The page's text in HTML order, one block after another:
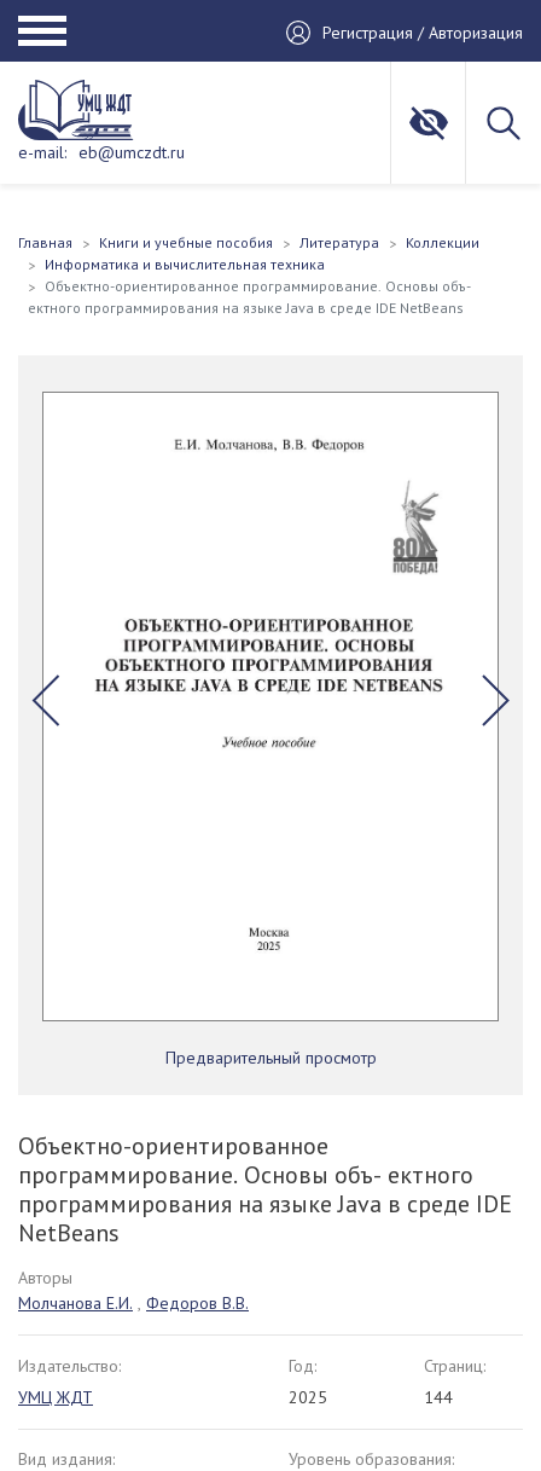
Регистрация / Авторизация
e-mail: eb@umczdt.ru
Главная Книги и учебные пособия Литература
Коллекции
Информатика и вычислительная техника
Объектно-ориентированное программирование. Основы объ-
ектного программирования на языке Java в среде IDE NetBeans
Предварительный просмотр
Объектно-ориентированное
программирование. Основы объ- ектного
программирования на языке Java в среде IDE
NetBeans
Авторы
Молчанова Е.И.
Федоров В.В.
Издательство:
УМЦ ЖДТ
Год:
2025
Страниц:
144
Вид издания:
Уровень образования: